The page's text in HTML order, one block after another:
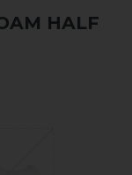
HALF